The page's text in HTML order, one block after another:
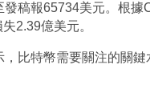
稿報65734美元。根
2.39億美元。
比特幣需要關注的關